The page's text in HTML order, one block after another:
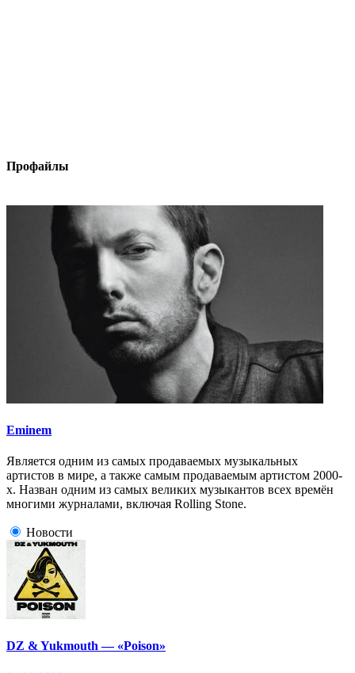
Профайлы
Eminem
Является одним из самых продаваемых музыкальных
артистов в мире, а также самым продаваемым артистом 2000-
х. Назван одним из самых великих музыкантов всех времён
многими журналами, включая Rolling Stone.
Новости
DZ & Yukmouth — «Poison»